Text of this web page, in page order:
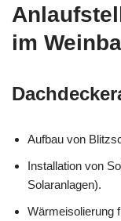
im
Aufbau von
Installation von
Solaranlagen).
Wärmeisolierung